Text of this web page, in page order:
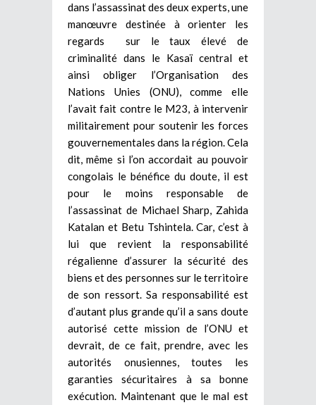
dans l’assassinat des deux experts, une
manœuvre destinée à orienter les
regards sur le taux élevé de
criminalité dans le Kasaï central et
ainsi obliger l’Organisation des
Nations Unies (ONU), comme elle
l’avait fait contre le M23, à intervenir
militairement pour soutenir les forces
gouvernementales dans la région. Cela
dit, même si l’on accordait au pouvoir
congolais le bénéfice du doute, il est
pour le moins responsable de
l’assassinat de Michael Sharp, Zahida
Katalan et Betu Tshintela. Car, c’est à
lui que revient la responsabilité
régalienne d’assurer la sécurité des
biens et des personnes sur le territoire
de son ressort. Sa responsabilité est
d’autant plus grande qu’il a sans doute
autorisé cette mission de l’ONU et
devrait, de ce fait, prendre, avec les
autorités onusiennes, toutes les
garanties sécuritaires à sa bonne
exécution. Maintenant que le mal est